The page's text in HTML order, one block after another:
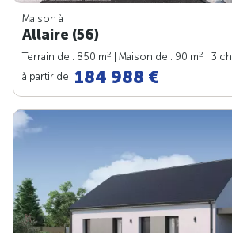
Maison à
Allaire (56)
Terrain de : 850 m2 | Maison de : 90 m2
| 3 ch.
à partir de 184 988 €